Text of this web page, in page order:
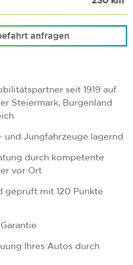
anfragen
seit 1919 auf
Steiermark, Burgenland
und Jungfahrzeuge lagernd
durch kompetente
vor Ort
geprüft mit 120 Punkte
Ihres Autos durch